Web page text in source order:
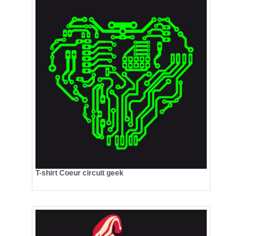
T-shirt Coeur circuit geek